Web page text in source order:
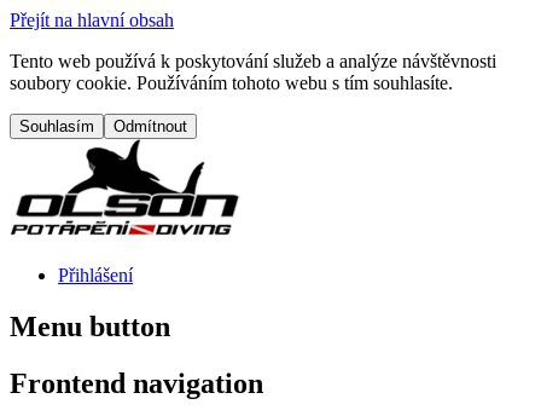
Přejít na hlavní obsah
Tento web používá k poskytování služeb a analýze návštěvnosti
soubory cookie. Používáním tohoto webu s tím souhlasíte.
Přihlášení
Menu button
Frontend navigation